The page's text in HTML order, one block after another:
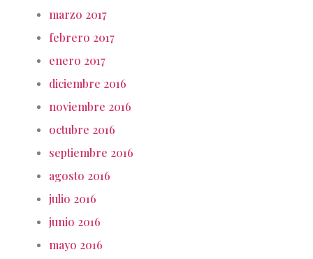
marzo 2017
febrero 2017
enero 2017
diciembre 2016
noviembre 2016
octubre 2016
septiembre 2016
agosto 2016
julio 2016
junio 2016
mayo 2016